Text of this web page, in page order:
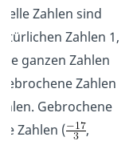
Zahlen sind
Zahlen 1,
ganzen Zahlen
Zahlen
Gebrochene
Zahlen (
,